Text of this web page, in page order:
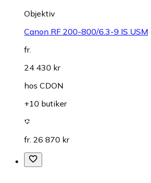
Objektiv
Canon RF 200-800/6.3-9 IS USM
fr.
24 430 kr
hos CDON
+10 butiker
fr. 26 870 kr